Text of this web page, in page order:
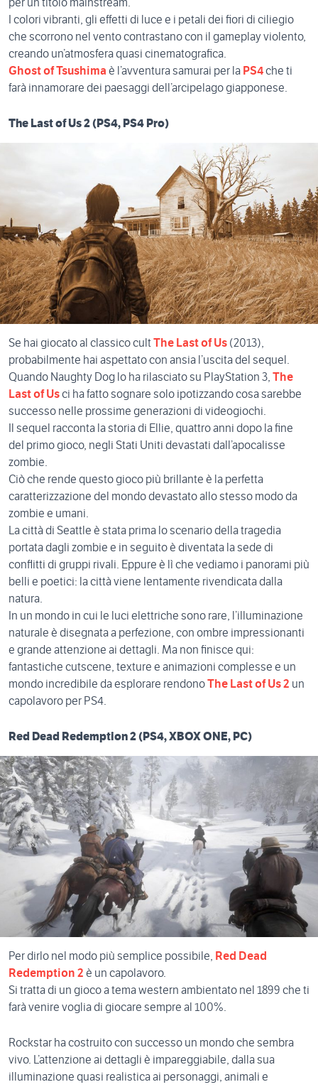
per un titolo mainstream.
I colori vibranti, gli effetti di luce e i petali dei fiori di ciliegio
che scorrono nel vento contrastano con il gameplay violento,
creando un’atmosfera quasi cinematografica.
Ghost of Tsushima è l’avventura samurai per la PS4che ti
farà innamorare dei paesaggi dell’arcipelago giapponese.
The Last of Us 2 (PS4, PS4 Pro)
Se hai giocato al classico cultThe Last of Us (2013),
probabilmente hai aspettato con ansia l’uscita del sequel.
Quando Naughty Dog lo ha rilasciato su PlayStation 3, The
Last of Usci ha fatto sognare solo ipotizzando cosa sarebbe
successo nelle prossime generazioni di videogiochi.
Il sequel racconta la storia di Ellie, quattro anni dopo la fine
del primo gioco, negli Stati Uniti devastati dall’apocalisse
zombie.
Ciò che rende questo gioco più brillante è la perfetta
caratterizzazione del mondo devastato allo stesso modo da
zombie e umani.
La città di Seattle è stata prima lo scenario della tragedia
portata dagli zombie e in seguito è diventata la sede di
conflitti di gruppi rivali. Eppure è lì che vediamo i panorami più
belli e poetici: la città viene lentamente rivendicata dalla
natura.
In un mondo in cui le luci elettriche sono rare, l’illuminazione
naturale è disegnata a perfezione, con ombre impressionanti
e grande attenzione ai dettagli. Ma non finisce qui:
fantastiche cutscene, texture e animazioni complesse e un
mondo incredibile da esplorare rendonoThe Last of Us 2 un
capolavoro per PS4.
Red Dead Redemption 2 (PS4, XBOX ONE, PC)
Per dirlo nel modo più semplice possibile, Red Dead
Redemption 2 è un capolavoro.
Si tratta di un gioco a tema western ambientato nel 1899 che ti
farà venire voglia di giocare sempre al 100%.
Rockstar ha costruito con successo un mondo che sembra
vivo.
L’attenzione ai dettagli è impareggiabile, dalla sua
illuminazione quasi realistica ai personaggi, animali e